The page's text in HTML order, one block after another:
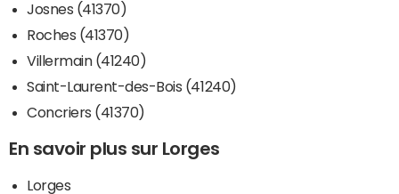
Josnes (41370)
Roches (41370)
Villermain (41240)
Saint-Laurent-des-Bois (41240)
Concriers (41370)
En savoir plus sur Lorges
Lorges